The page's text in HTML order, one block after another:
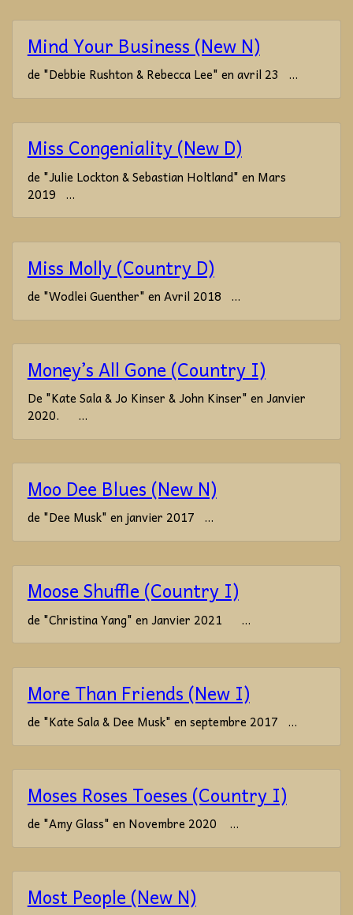
Mind Your Business (New N)
de "Debbie Rushton & Rebecca Lee" en avril 23 ...
Miss Congeniality (New D)
de "Julie Lockton & Sebastian Holtland" en Mars
2019 ...
Miss Molly (Country D)
de "Wodlei Guenther" en Avril 2018 ...
Money’s All Gone (Country I)
De "Kate Sala & Jo Kinser & John Kinser" en Janvier
2020. ...
Moo Dee Blues (New N)
de "Dee Musk" en janvier 2017 ...
Moose Shuffle (Country I)
de "Christina Yang" en Janvier 2021 ...
More Than Friends (New I)
de "Kate Sala & Dee Musk" en septembre 2017 ...
Moses Roses Toeses (Country I)
de "Amy Glass" en Novembre 2020 ...
Most People (New N)